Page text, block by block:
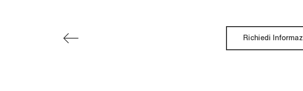
Richiedi